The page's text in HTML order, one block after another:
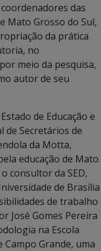
das
Mato Grosso do Sul,
da prática
no
meio da pesquisa,
autor de seu
de Educação e
de Secretários de
da Motta,
educação de Mato
consultor da SED,
de Brasília
de trabalho
José Gomes Pereira
na Escola
Campo Grande, uma